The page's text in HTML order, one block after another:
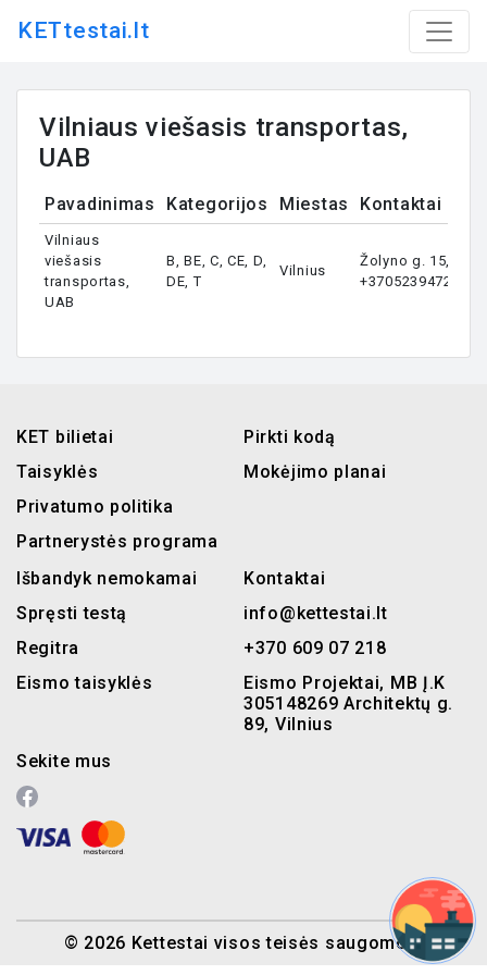
KETtestai.lt
Vilniaus viešasis transportas,
UAB
Pavadinimas Kategorijos Miestas Kontaktai
Vilniaus
viešasis
transportas,
UAB
B, BE, C, CE, D,
DE, T
Vilnius
Žolyno g. 15,
+37052394721
KET bilietai
Taisyklės
Privatumo politika
Partnerystės programa
Pirkti kodą
Mokėjimo planai
Išbandyk nemokamai
Spręsti testą
Regitra
Eismo taisyklės
Sekite mus
Kontaktai
info@kettestai.lt
+370 609 07 218
Eismo Projektai, MB Į.K
305148269 Architektų g.
89, Vilnius
© 2026 Kettestai visos teisės saugomos.